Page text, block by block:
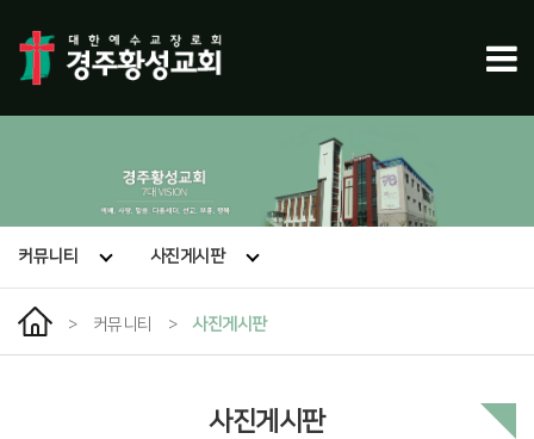
커뮤니티 사진게시판
> 커뮤니티 > 사진게시판
사진게시판